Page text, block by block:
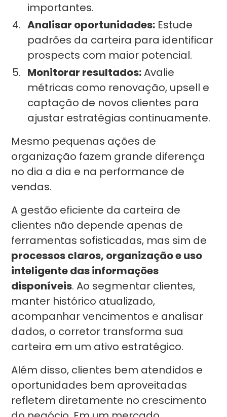
importantes.
Analisar oportunidades: Estude
padrões da carteira para identificar
prospects com maior potencial.
Monitorar resultados:Avalie
métricas como renovação, upsell e
captação de novos clientes para
ajustar estratégias continuamente.
Mesmo pequenas ações de
organização fazem grande diferença
no dia a dia e na performance de
vendas.
A gestão eficiente da carteira de
clientes não depende apenas de
ferramentas sofisticadas, mas sim de
processos claros, organização e uso
inteligente das informações
disponíveis. Ao segmentar clientes,
manter histórico atualizado,
acompanhar vencimentos e analisar
dados, o corretor transforma sua
carteira em um ativo estratégico.
Além disso, clientes bem atendidos e
oportunidades bem aproveitadas
refletem diretamente no crescimento